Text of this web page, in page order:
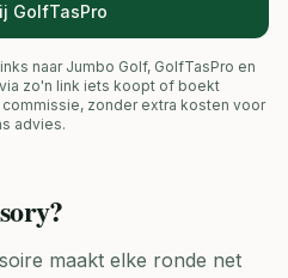
GolfTasPro
naar Jumbo Golf, GolfTasPro en
zo'n link iets koopt of boekt
zonder extra kosten voor
advies.
?
maakt elke ronde net